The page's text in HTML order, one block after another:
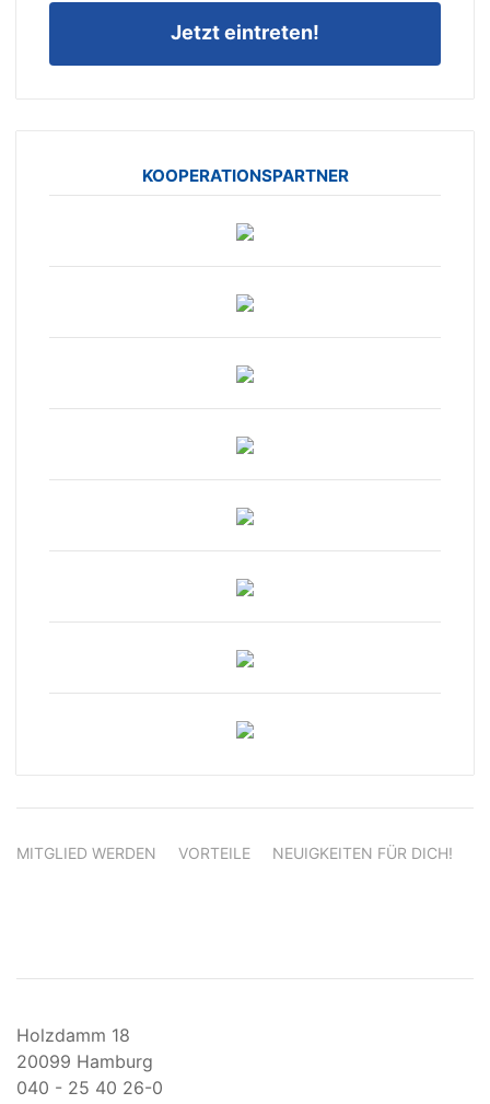
Jetzt eintreten!
KOOPERATIONSPARTNER
MITGLIED WERDEN VORTEILE NEUIGKEITEN FÜR DICH!
Holzdamm 18
20099 Hamburg
040 - 25 40 26-0